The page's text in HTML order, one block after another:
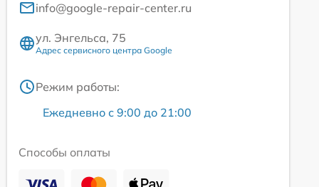
info@google-repair-center.ru
ул. Энгельса, 75
Адрес сервисного центра Google
Режим работы:
Ежедневно с 9:00 до 21:00
Способы оплаты